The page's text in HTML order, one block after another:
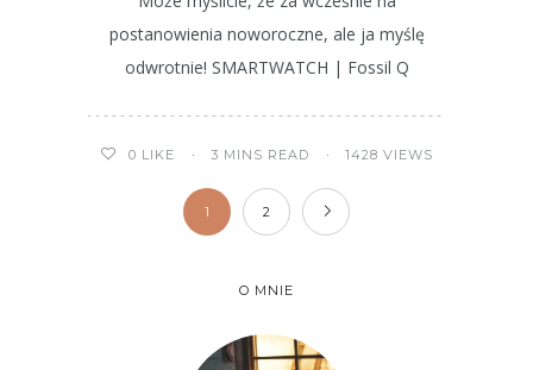
postanowienia noworoczne, ale ja myślę
odwrotnie! SMARTWATCH | Fossil Q
0 LIKE 3 MINS READ 1428 VIEWS
1 2
O MNIE